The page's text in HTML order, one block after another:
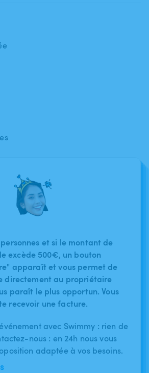
et si le montant de
excède 500€, un bouton
apparaît et vous permet de
directement au propriétaire
paraît le plus opportun. Vous
recevoir une facture.
avec Swimmy : rien de
nous : en 24h nous vous
adaptée à vos besoins.